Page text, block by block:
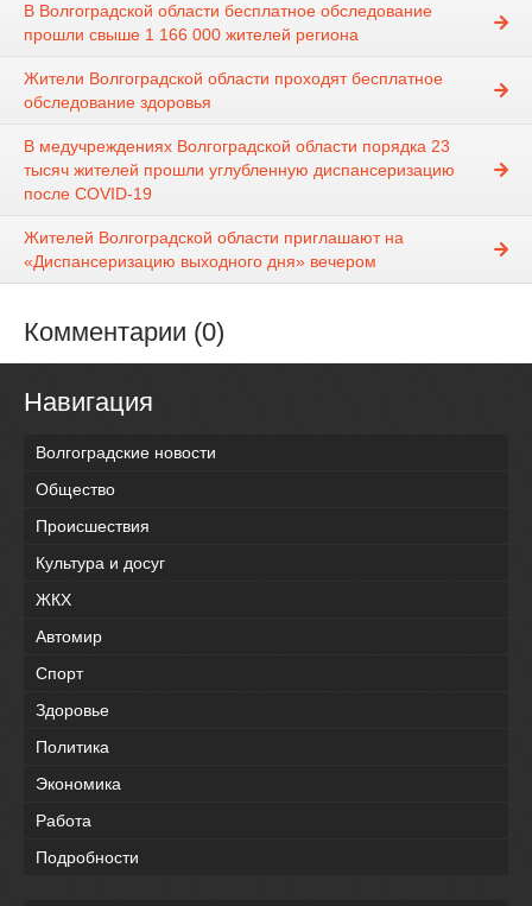
В Волгоградской области бесплатное обследование
прошли свыше 1 166 000 жителей региона
Жители Волгоградской области проходят бесплатное
обследование здоровья
В медучреждениях Волгоградской области порядка 23
тысяч жителей прошли углубленную диспансеризацию
после COVID-19
Жителей Волгоградской области приглашают на
«Диспансеризацию выходного дня» вечером
Комментарии (0)
Навигация
Волгоградские новости
Общество
Происшествия
Культура и досуг
ЖКХ
Автомир
Спорт
Здоровье
Политика
Экономика
Работа
Подробности